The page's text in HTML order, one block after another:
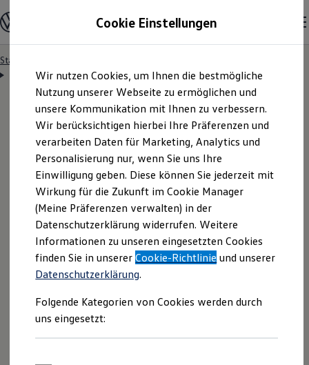
Hauptinhalt
springen
Footer
springen
Modelle & Konfigurator
Nutzfahrzeugkategorien entdecken
Modelle konfigurieren
Vorgängermodelle und Oldtimer
Vorgängermodelle
Oldtimer
Bulli Historie
Branchenlösungen & Gewerbekunden
Umbaulösungen und Hersteller finden
Auf- und Umbauten entdecken & konfigurieren
Groß- und Sonderkunden
Großkunden
Kommunen & Behörden
Journalisten
Sportvereine
Branchenlösungen
Bau & Handwerk
Gewerbliche Personenbeförderung
Service & mobile Werkstätten
Kurier, Logistik & Handel
Kühlfahrzeuge
Feuerwehr
ONE Business ID Vorteile
Startseite
Servicetermin anfragen
Servicetermin bequem
online anfragen
Nutzen Sie unser Onlineformular, um schnell und
unkompliziert einen Servicetermin bei Ihrem
Volkswagen NutzfahrzeugePartner anzufragen.
Cookie Einstellungen
Wir nutzen Cookies, um Ihnen die bestmögliche
Nutzung unserer Webseite zu ermöglichen und
unsere Kommunikation mit Ihnen zu verbessern.
Wir berücksichtigen hierbei Ihre Präferenzen und
verarbeiten Daten für Marketing, Analytics und
Personalisierung nur, wenn Sie uns Ihre
Einwilligung geben. Diese können Sie jederzeit mit
Wirkung für die Zukunft im Cookie Manager
(Meine Präferenzen verwalten) in der
Datenschutzerklärung widerrufen. Weitere
Informationen zu unseren eingesetzten Cookies
finden Sie in unsererCookie-Richtlinie und unserer
Datenschutzerklärung.
Folgende Kategorien von Cookies werden durch
uns eingesetzt: